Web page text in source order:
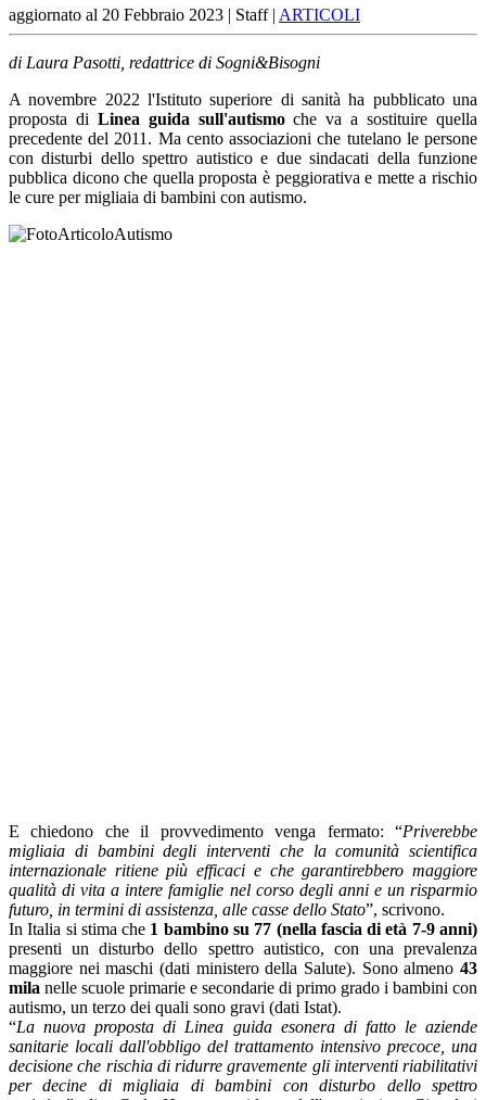
aggiornato al 20 Febbraio 2023 | Staff | ARTICOLI
di Laura Pasotti, redattrice di Sogni&Bisogni
A novembre 2022 l'Istituto superiore di sanità ha pubblicato una
proposta di Linea guida sull'autismoche va a sostituire quella
precedente del 2011. Ma cento associazioni che tutelano le persone
con disturbi dello spettro autistico e due sindacati della funzione
pubblica dicono che quella proposta è peggiorativa e mette a rischio
le cure per migliaia di bambini con autismo.
E chiedono che il provvedimento venga fermato: “Priverebbe
migliaia di bambini degli interventi che la comunità scientifica
internazionale ritiene più efficaci e che garantirebbero maggiore
qualità di vita a intere famiglie nel corso degli anni e un risparmio
futuro, in termini di assistenza, alle casse dello Stato”, scrivono.
In Italia si stima che 1 bambino su 77 (nella fascia di età 7-9 anni)
presenti un disturbo dello spettro autistico, con una prevalenza
maggiore nei maschi (dati ministero della Salute). Sono almeno 43
mila nelle scuole primarie e secondarie di primo grado i bambini con
autismo, un terzo dei quali sono gravi (dati Istat).
“La nuova proposta di Linea guida esonera di fatto le aziende
sanitarie locali dall'obbligo del trattamento intensivo precoce, una
decisione che rischia di ridurre gravemente gli interventi riabilitativi
per decine di migliaia di bambini con disturbo dello spettro